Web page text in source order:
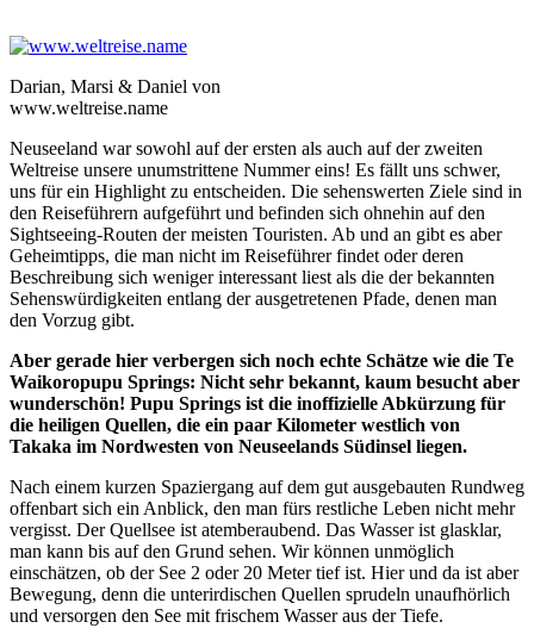
Darian, Marsi & Daniel von
www.weltreise.name
Neuseeland war sowohl auf der ersten als auch auf der zweiten
Weltreise unsere unumstrittene Nummer eins! Es fällt uns schwer,
uns für ein Highlight zu entscheiden. Die sehenswerten Ziele sind in
den Reiseführern aufgeführt und befinden sich ohnehin auf den
Sightseeing-Routen der meisten Touristen. Ab und an gibt es aber
Geheimtipps, die man nicht im Reiseführer findet oder deren
Beschreibung sich weniger interessant liest als die der bekannten
Sehenswürdigkeiten entlang der ausgetretenen Pfade, denen man
den Vorzug gibt.
Aber gerade hier verbergen sich noch echte Schätze wie die Te
Waikoropupu Springs: Nicht sehr bekannt, kaum besucht aber
wunderschön! Pupu Springs ist die inoffizielle Abkürzung für
die heiligen Quellen, die ein paar Kilometer westlich von
Takaka im Nordwesten von Neuseelands Südinsel liegen.
Nach einem kurzen Spaziergang auf dem gut ausgebauten Rundweg
offenbart sich ein Anblick, den man fürs restliche Leben nicht mehr
vergisst. Der Quellsee ist atemberaubend. Das Wasser ist glasklar,
man kann bis auf den Grund sehen. Wir können unmöglich
einschätzen, ob der See 2 oder 20 Meter tief ist. Hier und da ist aber
Bewegung, denn die unterirdischen Quellen sprudeln unaufhörlich
und versorgen den See mit frischem Wasser aus der Tiefe.